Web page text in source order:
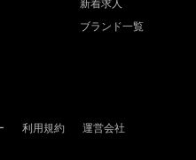
新着求人
ブランド一覧
利用規約 運営会社